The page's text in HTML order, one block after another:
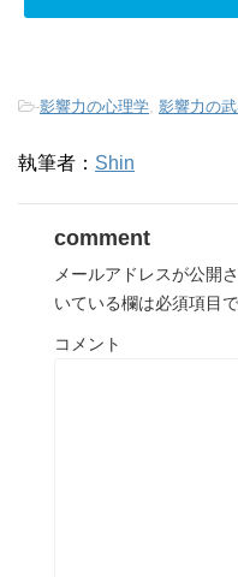
-影響力の心理学, 影響力の
執筆者： Shin
comment
メールアドレスが公開
いている欄は必須項目
コメント